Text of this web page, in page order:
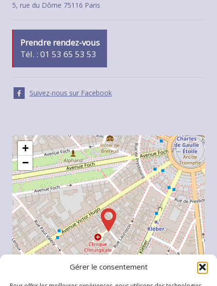
Gérer le consentement
5, rue du Dôme 75116 Paris
Prendre rendez-vous
Tél. : 01 53 65 53 53
Suivez-nous sur Facebook
+
−